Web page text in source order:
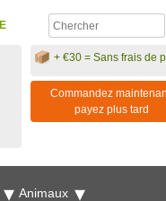
+ €30 = Sans frais de
Commandez
payez plus tard
Animaux